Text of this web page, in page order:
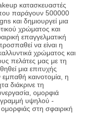
κατασκευαστές
παράγουν 500000
και δημιουργεί μια
χρώματος και
επαγγελματική
να είναι η
χρώματος και
πελάτες μας με τη
μια επιτυχής
καινοτομία, η
διάκρινε τη
ομορφιά
γραμμή υψηλού -
στη σφαιρική